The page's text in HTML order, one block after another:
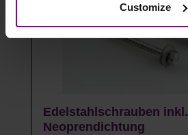
Customize
Edelstahlschrauben inkl.
Neoprendichtung